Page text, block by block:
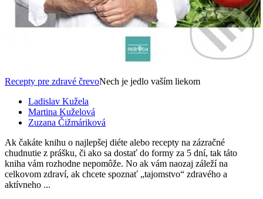
Recepty pre zdravé črevoNech je jedlo vaším liekom
Ladislav Kužela
Martina Kuželová
Zuzana Čižmáriková
Ak čakáte knihu o najlepšej diéte alebo recepty na zázračné
chudnutie z prášku, či ako sa dostať do formy za 5 dní, tak táto
kniha vám rozhodne nepomôže. No ak vám naozaj záleží na
celkovom zdraví, ak chcete spoznať „tajomstvo“ zdravého a
aktívneho ...